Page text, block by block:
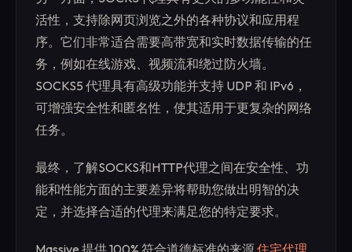
活性，支持除网页浏览之外的各种协议和应用程
序。它们非常适合需要高带宽和实时数据传输的任
务，例如在线游戏、视频流和绕过防火墙。
SOCKS5 代理具有高级功能并支持 UDP 和 IPv6，
可增强安全性和匿名性，使其适用于更复杂的网络
任务。
最终，了解SOCKS和HTTP代理之间在安全性、功
能和性能方面的主要差异将帮助您做出明智的决
定，并选择合适的代理来满足您的特定要求。
Massive 提供 100% 符合道德标准的来源住宅代理